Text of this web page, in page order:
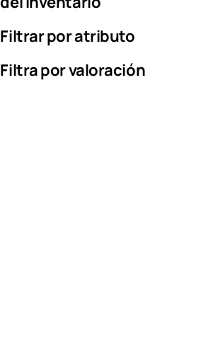
Filtrar por atributo
Filtra por valoración